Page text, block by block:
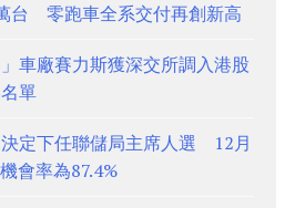
台 零跑車全系交付再創新高
車廠賽力斯獲深交所調入港股
單
定下任聯儲局主席人選 12月
會率為87.4%